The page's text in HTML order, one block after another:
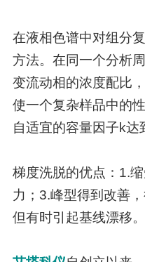
在液相色谱中对组分
方法。在同一个分析
变流动相的浓度配比
使一个复杂样品中的
自适宜的容量因子k达
梯度洗脱的优点：1.
力；3.峰型得到改善
但有时引起基线漂移。